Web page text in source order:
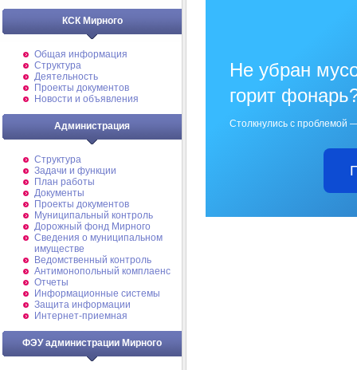
КСК Мирного
Общая информация
Структура
Деятельность
Проекты документов
Новости и объявления
Администрация
Структура
Задачи и функции
План работы
Документы
Проекты документов
Муниципальный контроль
Дорожный фонд Мирного
Cведения о муниципальном
имуществе
Ведомственный контроль
Антимонопольный комплаенс
Отчеты
Информационные системы
Защита информации
Интернет-приемная
ФЭУ администрации Мирного
Не убран
горит
Столкнулись с проблемой